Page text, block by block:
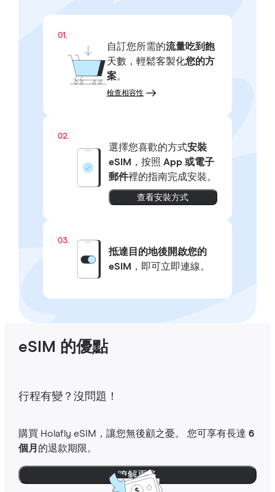
01.
自訂您所需的流量吃到飽
天數，輕鬆客製化您的方
案。
檢查相容性
02.
選擇您喜歡的方式安裝
eSIM
，按照 App 或電子
郵件裡的指南完成安裝。
查看安裝方式
03.
抵達目的地後開啟您的
eSIM
，即可立即連線。
eSIM 的優點
行程有變？沒問題！
購買 Holafly eSIM，讓您無後顧之憂。 您可享有長達 6
個月 的退款期限。
瞭解更多